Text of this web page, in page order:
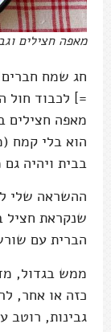
מאפה חצילים
חג שמח
=] לכבוד חול
מאפה חצילים
הוא בלי קמח
בבית ויהיה
ההשראה שלי
שנקראת חציל
הברית עם
ממש בגדול,
כזה או אחר,
גבינות, רוטב